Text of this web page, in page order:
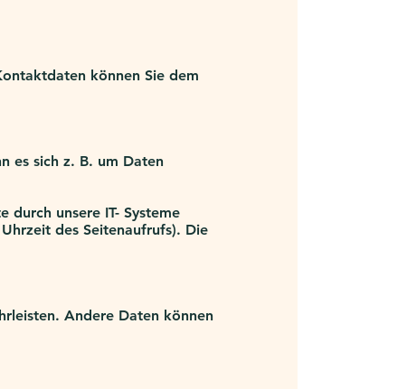
können Sie dem
es sich z. B. um Daten
unsere IT- Systeme
des Seitenaufrufs). Die
Andere Daten können